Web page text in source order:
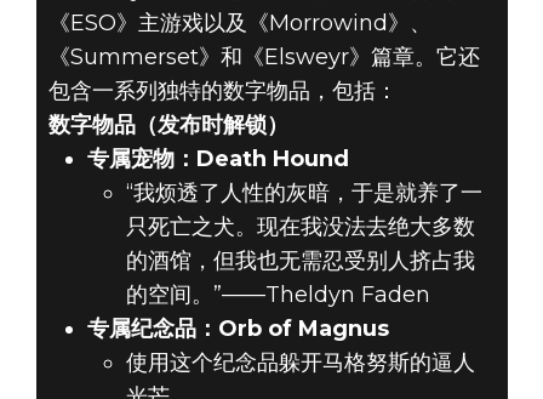
《ESO》主游戏以及《Morrowind》、
《Summerset》和《Elsweyr》篇章。它还
包含一系列独特的数字物品，包括：
数字物品（发布时解锁）
专属宠物：Death Hound
“我烦透了人性的灰暗，于是就养了一
只死亡之犬。现在我没法去绝大多数
的酒馆，但我也无需忍受别人挤占我
的空间。”——Theldyn Faden
专属纪念品：Orb of Magnus
使用这个纪念品躲开马格努斯的逼人